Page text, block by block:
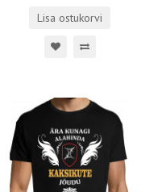
Lisa ostukorvi